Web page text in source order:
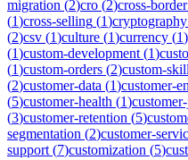
migration (2)cro (2)cross-border
(1)cross-selling (1)cryptography
(2)csv (1)culture (1)currency (1)
(1)custom-development (1)
(1)custom-orders (2)custom-
(2)customer-data (1)customer-
(5)customer-health (1)
(3)customer-retention (5)
segmentation (2)customer-
support (7)customization (5)